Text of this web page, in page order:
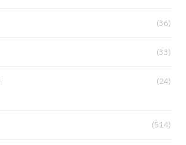
(36)
(33)
(24)
(514)